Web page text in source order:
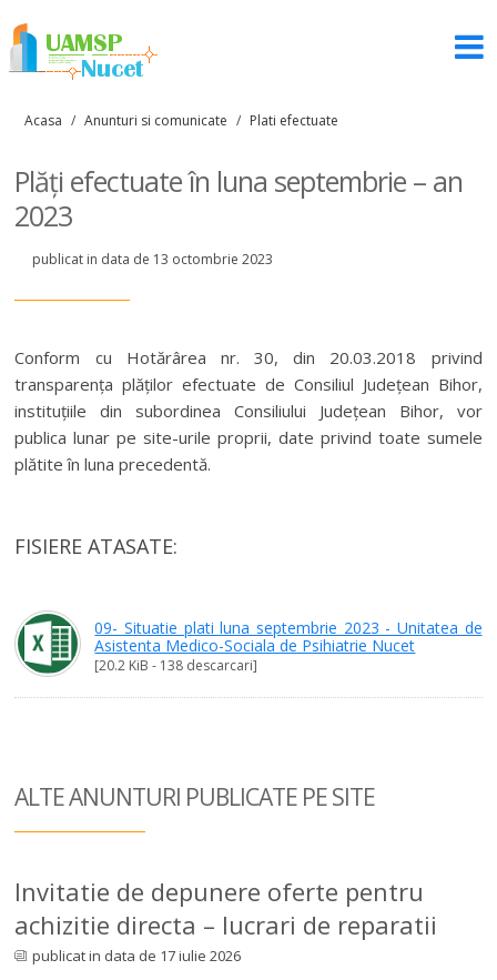
Acasa / Anunturi si comunicate / Plati efectuate
Plăți efectuate în luna septembrie – an
2023
publicat in data de 13 octombrie 2023
Conform cu Hotărârea nr. 30, din 20.03.2018 privind
transparența plăților efectuate de Consiliul Județean Bihor,
instituțiile din subordinea Consiliului Județean Bihor, vor
publica lunar pe site-urile proprii, date privind toate sumele
plătite în luna precedentă.
FISIERE ATASATE:
09- Situatie plati luna septembrie 2023 - Unitatea de
Asistenta Medico-Sociala de Psihiatrie Nucet
[20.2 KiB - 138 descarcari]
ALTE ANUNTURI PUBLICATE PE SITE
Invitatie de depunere oferte pentru
achizitie directa – lucrari de reparatii
publicat in data de 17 iulie 2026